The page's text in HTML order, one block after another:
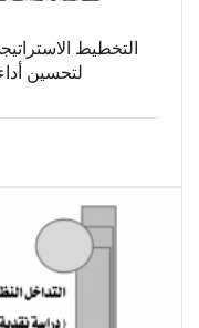
التخطيط
لتحسين